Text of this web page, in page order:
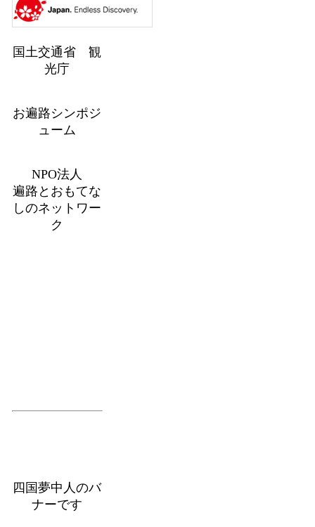
国土交通省 観
光庁
お遍路シンポジ
ューム
NPO法人
遍路とおもてな
しのネットワー
ク
四国夢中人のバ
ナーです